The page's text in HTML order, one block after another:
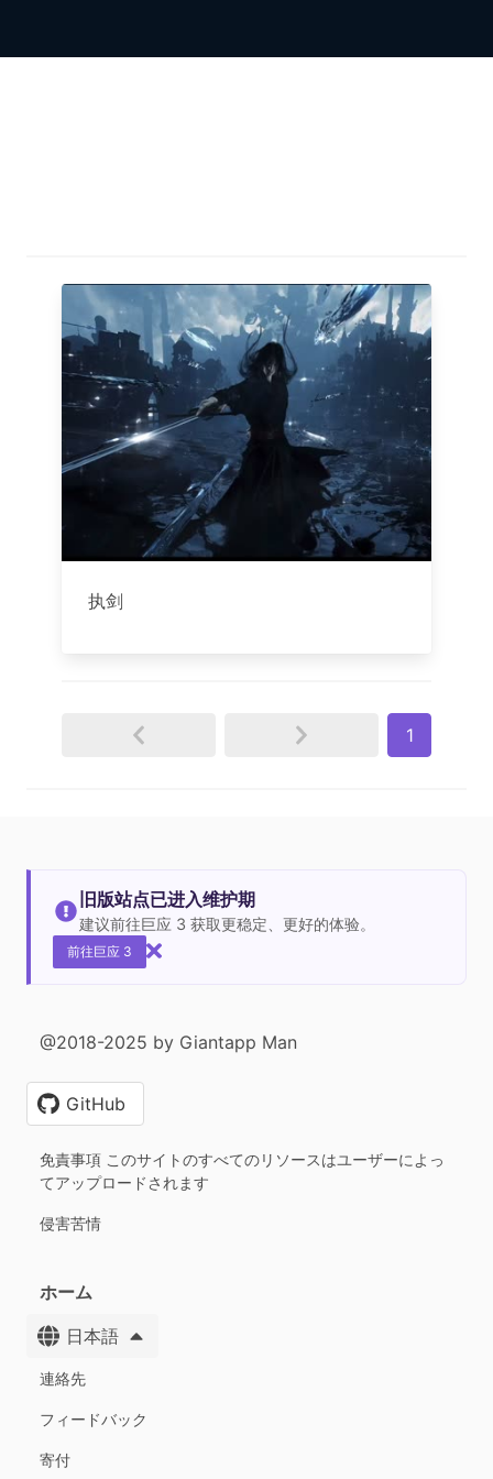
执剑
1
旧版站点已进入维护期
建议前往巨应 3 获取更稳定、更好的体验。
前往巨应 3
@2018-2025 by Giantapp Man
GitHub
免責事項 このサイトのすべてのリソースはユーザーによっ
てアップロードされます
侵害苦情
ホーム
日本語
連絡先
フィードバック
寄付